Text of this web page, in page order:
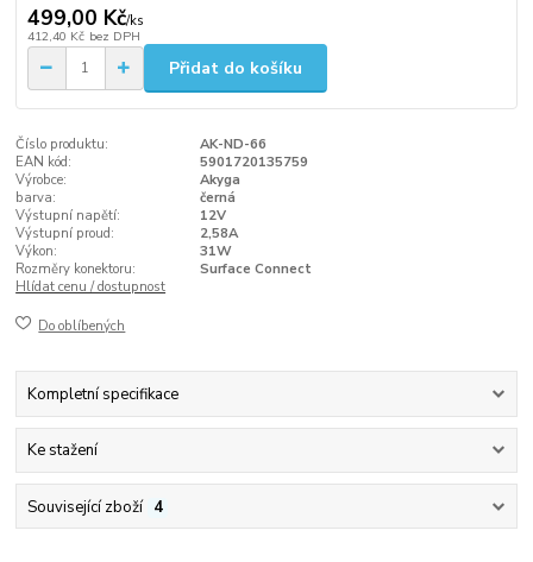
499,00 Kč/ks
412,40 Kč bez DPH
Přidat do košíku
Číslo produktu:
AK-ND-66
EAN kód:
5901720135759
Výrobce:
Akyga
barva:
černá
Výstupní napětí:
12V
Výstupní proud:
2,58A
Výkon:
31W
Rozměry konektoru:
Surface Connect
Hlídat cenu / dostupnost
Do oblíbených
Kompletní specifikace
Ke stažení
Související zboží 4